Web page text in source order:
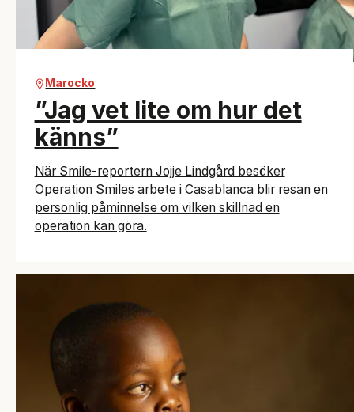
Marocko
”Jag vet lite om hur det
känns”
När Smile-reportern Jojje Lindgård besöker
Operation Smiles arbete i Casablanca blir resan en
personlig påminnelse om vilken skillnad en
operation kan göra.